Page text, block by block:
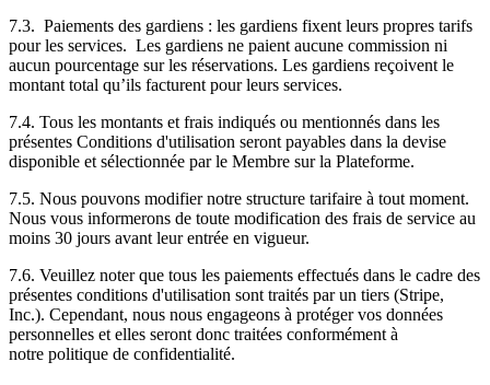
7.3. Paiements des gardiens : les gardiens fixent leurs propres tarifs
pour les services. Les gardiens ne paient aucune commission ni
aucun pourcentage sur les réservations. Les gardiens reçoivent le
montant total qu’ils facturent pour leurs services.
7.4. Tous les montants et frais indiqués ou mentionnés dans les
présentes Conditions d'utilisation seront payables dans la devise
disponible et sélectionnée par le Membre sur la Plateforme.
7.5. Nous pouvons modifier notre structure tarifaire à tout moment.
Nous vous informerons de toute modification des frais de service au
moins 30 jours avant leur entrée en vigueur.
7.6. Veuillez noter que tous les paiements effectués dans le cadre des
présentes conditions d'utilisation sont traités par un tiers (Stripe,
Inc.). Cependant, nous nous engageons à protéger vos données
personnelles et elles seront donc traitées conformément à
notre politique de confidentialité.